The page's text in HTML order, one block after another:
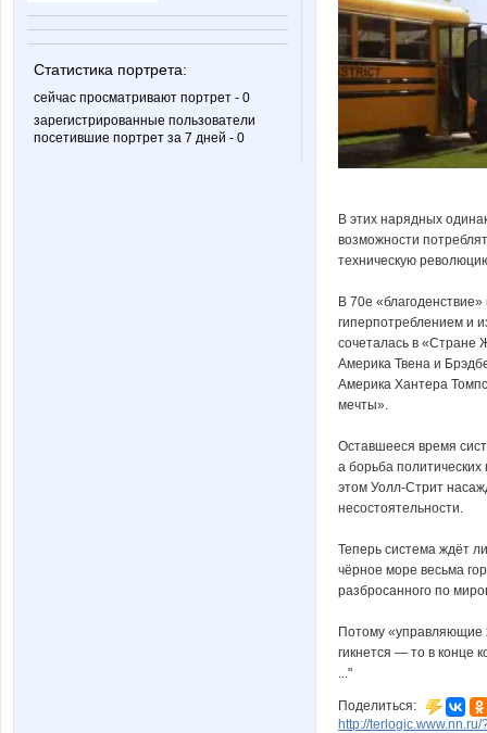
Статистика портрета:
сейчас просматривают портрет - 0
зарегистрированные пользователи
посетившие портрет за 7 дней - 0
В этих нарядных
возможности
техническую
В 70е
гиперпотреблением и
сочеталась в «Стране
Америка Твена и
Америка Хантера
мечты».
Оставшееся время
а борьба
этом Уолл-Стрит
несостоятельности.
Теперь система ждёт
чёрное море весьма
разбросанного по
Потому «управляющие
гикнется — то в конце
..."
Поделиться:
http://